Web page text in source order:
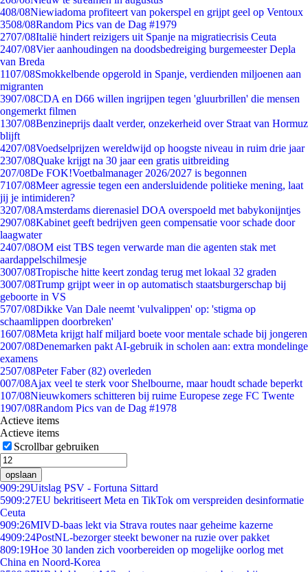
408/08Niewiadoma profiteert van pokerspel en grijpt geel op Ventoux
3508/08Random Pics van de Dag #1979
2707/08Italië hindert reizigers uit Spanje na migratiecrisis Ceuta
2407/08Vier aanhoudingen na doodsbedreiging burgemeester Depla
van Breda
1107/08Smokkelbende opgerold in Spanje, verdienden miljoenen aan
migranten
3907/08CDA en D66 willen ingrijpen tegen 'gluurbrillen' die mensen
ongemerkt filmen
1307/08Benzineprijs daalt verder, onzekerheid over Straat van Hormuz
blijft
4207/08Voedselprijzen wereldwijd op hoogste niveau in ruim drie jaar
2307/08Quake krijgt na 30 jaar een gratis uitbreiding
207/08De FOK!Voetbalmanager 2026/2027 is begonnen
7107/08Meer agressie tegen een andersluidende politieke mening, laat
jij je intimideren?
3207/08Amsterdams dierenasiel DOA overspoeld met babykonijntjes
2907/08Kabinet geeft bedrijven geen compensatie voor schade door
laagwater
2407/08OM eist TBS tegen verwarde man die agenten stak met
aardappelschilmesje
3007/08Tropische hitte keert zondag terug met lokaal 32 graden
3007/08Trump grijpt weer in op automatisch staatsburgerschap bij
geboorte in VS
5707/08Dikke Van Dale neemt 'vulvalippen' op: 'stigma op
schaamlippen doorbreken'
1607/08Meta krijgt half miljard boete voor mentale schade bij jongeren
2007/08Denemarken pakt AI-gebruik in scholen aan: extra mondelinge
examens
2507/08Peter Faber (82) overleden
007/08Ajax veel te sterk voor Shelbourne, maar houdt schade beperkt
107/08Nieuwkomers schitteren bij ruime Europese zege FC Twente
1907/08Random Pics van de Dag #1978
Actieve items
Actieve items
Scrollbar gebruiken
opslaan
909:29Uitslag PSV - Fortuna Sittard
5909:27EU bekritiseert Meta en TikTok om verspreiden desinformatie
Ceuta
909:26MIVD-baas lekt via Strava routes naar geheime kazerne
4909:24PostNL-bezorger steekt bewoner na ruzie over pakket
809:19Hoe 30 landen zich voorbereiden op mogelijke oorlog met
China en Noord-Korea